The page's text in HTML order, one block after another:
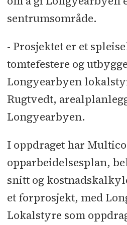
sentrumsområde.
- Prosjektet er et
tomtefestere og
Longyearbyen
Rugtvedt,
Longyearbyen.
I oppdraget har
opparbeidelsesplan,
snitt og
et forprosjekt, med
Lokalstyre som